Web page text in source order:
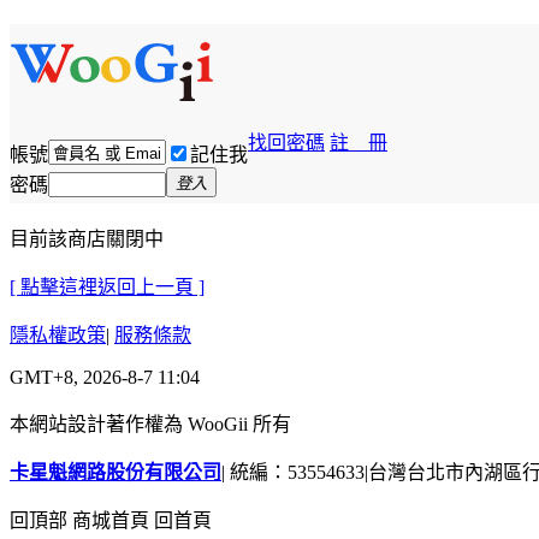
帳號 記住我
找回密碼 註 冊
密碼 登入
目前該商店關閉中
[ 點擊這裡返回上一頁 ]
隱私權政策| 服務條款
GMT+8, 2026-8-7 11:04
本網站設計著作權為 WooGii 所有
卡星魁網路股份有限公司 | 統編：53554633|台灣台北市內湖區
回頂部 商城首頁 回首頁